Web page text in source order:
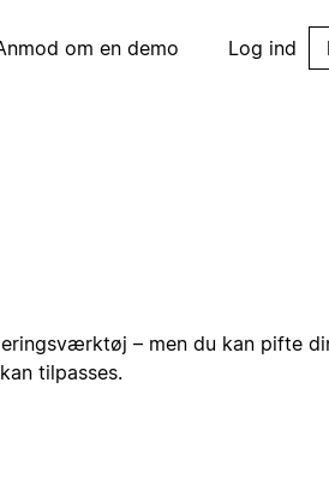
om en demo Log ind
– men du kan pifte
tilpasses.